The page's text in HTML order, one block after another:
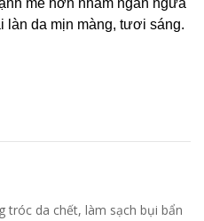
mẽ hơn nhằm ngăn ngừa
làn da mịn màng, tươi sáng.
tróc da chết, làm sạch bụi bẩn